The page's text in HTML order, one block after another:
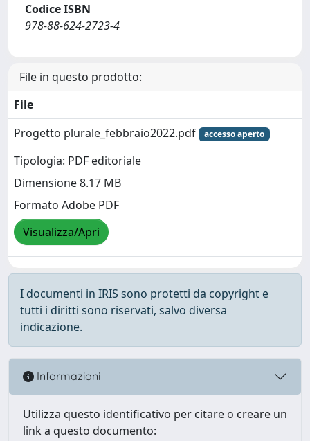
Codice ISBN
978-88-624-2723-4
File in questo prodotto:
File
Progetto plurale_febbraio2022.pdf
accesso aperto
Tipologia: PDF editoriale
Dimensione 8.17 MB
Formato Adobe PDF
Visualizza/Apri
I documenti in IRIS sono protetti da copyright e
tutti i diritti sono riservati, salvo diversa
indicazione.
Informazioni
Utilizza questo identificativo per citare o creare un
link a questo documento: